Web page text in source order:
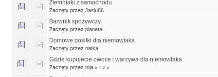
Ziemniaki z samochodu
Zaczęty przez Jasiu86
Barwnik spożywczy
Zaczęty przez planeta
Domowe posiłki dla niemowlaka
Zaczęty przez natka
Gdzie kupujecie owoce i warzywa dla niemowlaka.
Zaczęty przez toja « 1 2 »